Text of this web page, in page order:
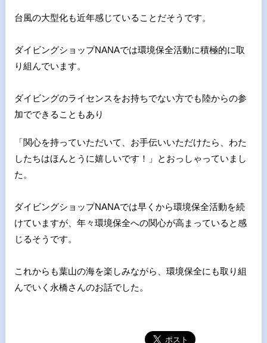
台風の大型化も近年感じている ことだそうです。
ダイビングショップNANAでは環境保全活動に積極的に取
り組んでいます。
ダイビングのライセンスをお持ちでない方でも陸からの参
加ででき ることもあり
「関心を持っていただいて、お手伝いいただけたら、 わた
したちはほんとうに嬉しいです！」とおっしゃっていまし
た。
ダイビングショップNANAでは早くから環境保全活動を続
けてい ますが、年々環境保全への関心が高まっていると感
じるそうです。
これからも葉山の海を楽しみながら、環境保全にも取り組
んでいく 永橋さんのお話でした。